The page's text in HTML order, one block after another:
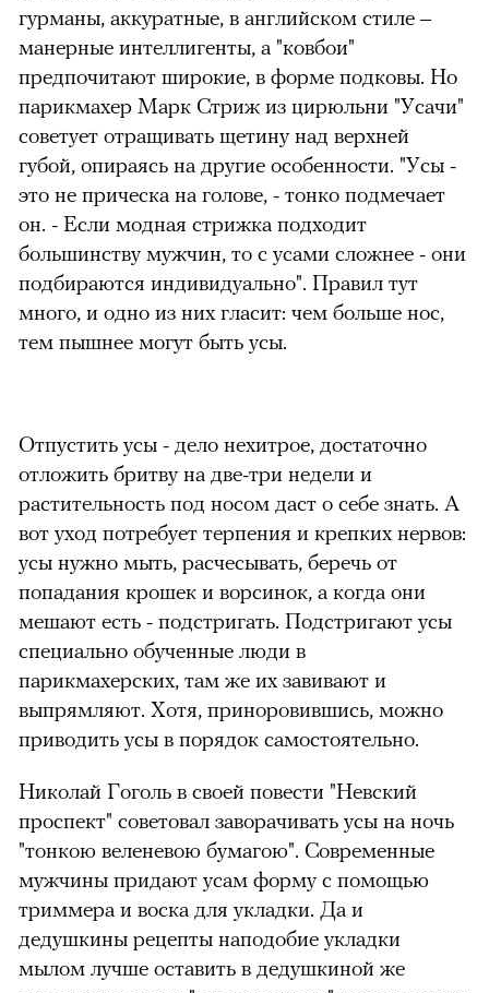
гурманы, аккуратные, в английском стиле –
манерные интеллигенты, а "ковбои"
предпочитают широкие, в форме подковы. Но
парикмахер Марк Стриж из цирюльни "Усачи"
советует отращивать щетину над верхней
губой, опираясь на другие особенности. "Усы -
это не прическа на голове, - тонко подмечает
он. - Если модная стрижка подходит
большинству мужчин, то с усами сложнее - они
подбираются индивидуально". Правил тут
много, и одно из них гласит: чем больше нос,
тем пышнее могут быть усы.
Отпустить усы - дело нехитрое, достаточно
отложить бритву на две-три недели и
растительность под носом даст о себе знать. А
вот уход потребует терпения и крепких нервов:
усы нужно мыть, расчесывать, беречь от
попадания крошек и ворсинок, а когда они
мешают есть - подстригать. Подстригают усы
специально обученные люди в
парикмахерских, там же их завивают и
выпрямляют. Хотя, приноровившись, можно
приводить усы в порядок самостоятельно.
можно через
Николай Гоголь в своей повести "Невский
проспект" советовал заворачивать усы на ночь
"тонкою веленевою бумагою". Современные
мужчины придают усам форму с помощью
триммера и воска для укладки. Да и
дедушкины рецепты наподобие укладки
мылом лучше оставить в дедушкиной же